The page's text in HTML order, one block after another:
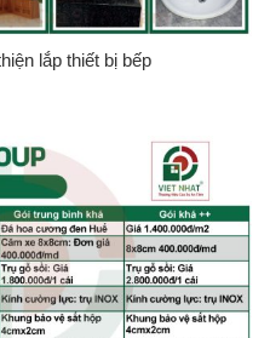
lắp thiết bị bếp